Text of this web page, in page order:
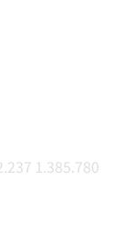
1.385.780